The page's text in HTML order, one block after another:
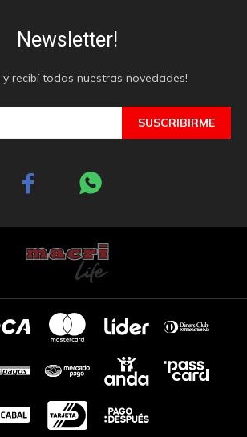
Newsletter!
y recibí todas nuestras novedades!
SUSCRIBIRME
 